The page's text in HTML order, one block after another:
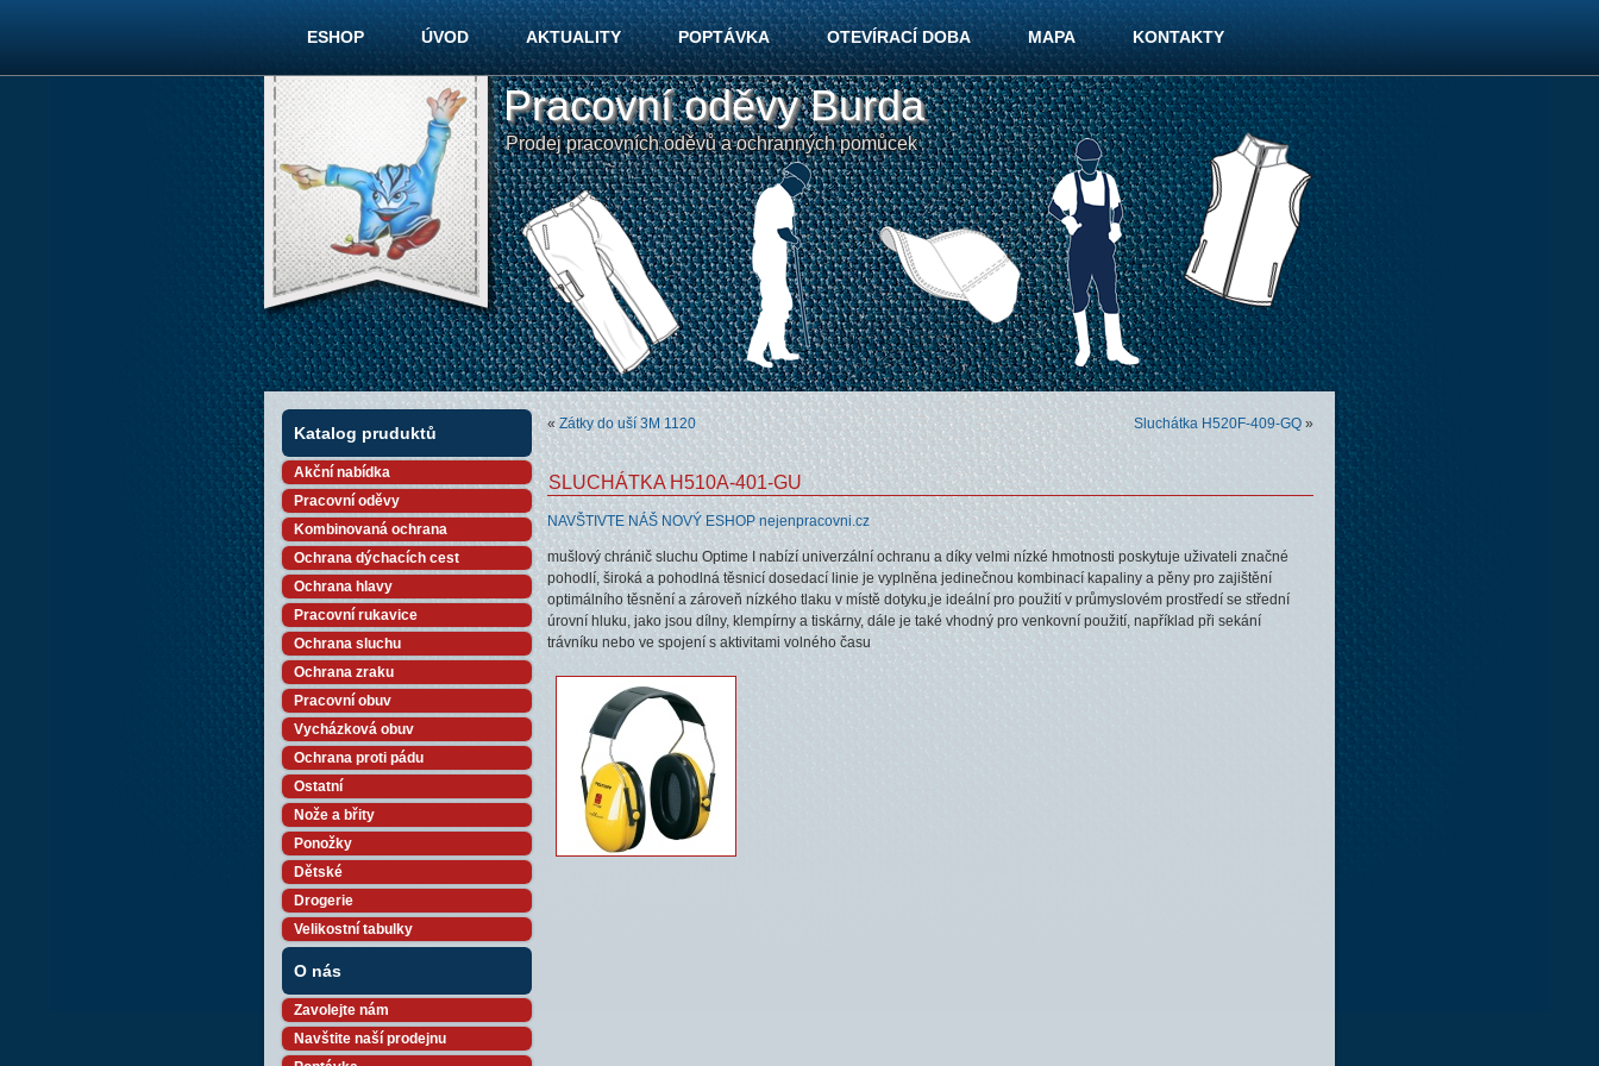
ESHOP ÚVOD AKTUALITY POPTÁVKA OTEVÍRACÍ DOBA MAPA KONTAKTY
Pracovní oděvy Burda
Prodej pracovních oděvů a ochranných pomůcek
Katalog pruduktů
Akční nabídka
Pracovní oděvy
Kombinovaná ochrana
Ochrana dýchacích cest
Ochrana hlavy
Pracovní rukavice
Ochrana sluchu
Ochrana zraku
Pracovní obuv
Vycházková obuv
Ochrana proti pádu
Ostatní
Nože a břity
Ponožky
Dětské
Drogerie
Velikostní tabulky
O nás
Zavolejte nám
Navštite naší prodejnu
«Zátky do uší 3M 1120 Sluchátka H520F-409-GQ »
SLUCHÁTKA H510A-401-GU
NAVŠTIVTE NÁŠ NOVÝ ESHOP nejenpracovni.cz
mušlový chránič sluchu Optime I nabízí univerzální ochranu a díky velmi nízké hmotnosti poskytuje uživateli značné
pohodlí, široká a pohodlná těsnicí dosedací linie je vyplněna jedinečnou kombinací kapaliny a pěny pro zajištění
optimálního těsnění a zároveň nízkého tlaku v místě dotyku,je ideální pro použití v průmyslovém prostředí se střední
úrovní hluku, jako jsou dílny, klempírny a tiskárny, dále je také vhodný pro venkovní použití, například při sekání
trávníku nebo ve spojení s aktivitami volného času